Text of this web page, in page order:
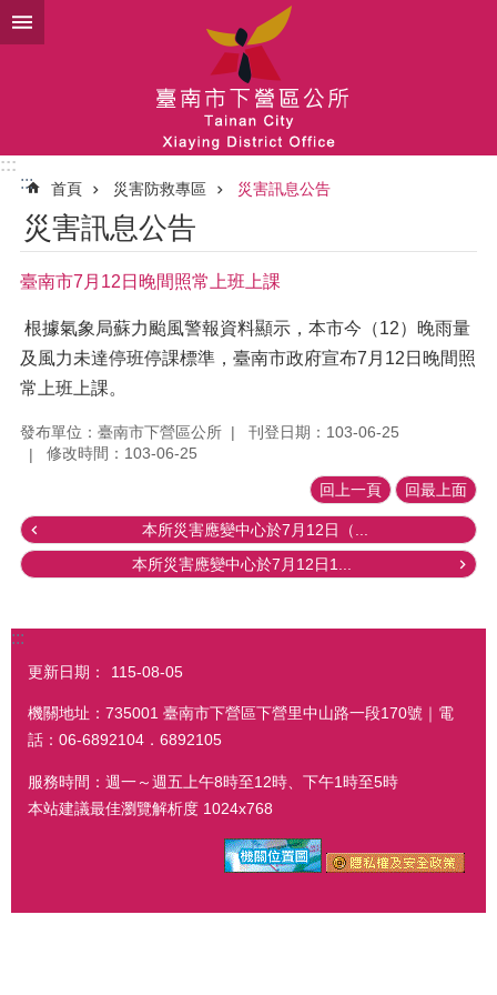
跳到主要內容區塊
:::
:::
首頁 災害防救專區 災害訊息公告
災害訊息公告
臺南市7月12日晚間照常上班上課
根據氣象局蘇力颱風警報資料顯示，本市今（12）晚雨量
及風力未達停班停課標準，臺南市政府宣布7月12日晚間照
常上班上課。
發布單位：臺南市下營區公所
刊登日期：103-06-25
修改時間：103-06-25
回上一頁 回最上面
本所災害應變中心於7月12日（...
本所災害應變中心於7月12日1...
:::
更新日期： 115-08-05
機關地址：735001 臺南市下營區下營里中山路一段170號｜電
話：06-6892104．6892105
服務時間：週一～週五上午8時至12時、下午1時至5時
本站建議最佳瀏覽解析度 1024x768